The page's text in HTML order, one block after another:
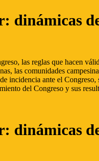
dinámicas
las reglas que hacen
las comunidades
incidencia ante el
del Congreso y sus
dinámicas